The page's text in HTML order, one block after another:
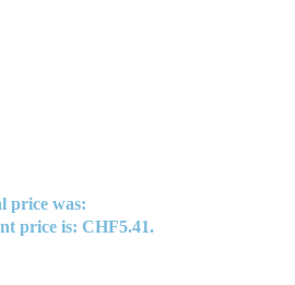
price was:
price is: CHF5.41.